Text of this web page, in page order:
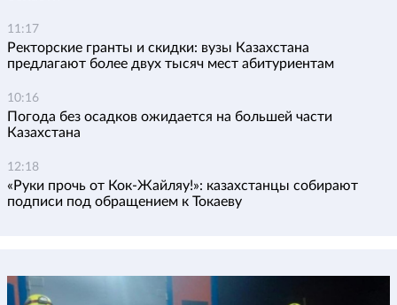
11:17
Ректорские гранты и скидки: вузы Казахстана
предлагают более двух тысяч мест абитуриентам
10:16
Погода без осадков ожидается на большей части
Казахстана
12:18
«Руки прочь от Кок-Жайляу!»: казахстанцы собирают
подписи под обращением к Токаеву